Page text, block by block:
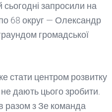
сьогодні запросили на
68 округ — Олександр
громадської
стати центром розвитку
не дають цього зробити.
разом з Зе команда